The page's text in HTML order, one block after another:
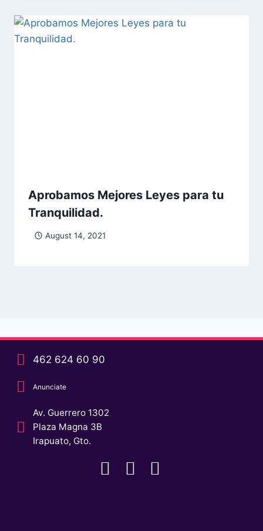
Aprobamos Mejores Leyes para tu
Tranquilidad.
August 14, 2021
462 624 60 90
Anunciate
Av. Guerrero 1302
Plaza Magna 3B
Irapuato, Gto.